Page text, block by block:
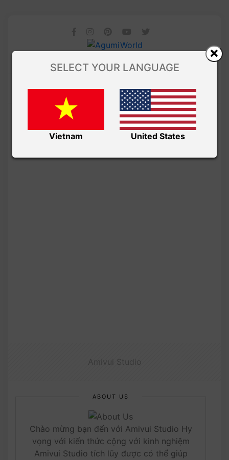
ABOUT US
Chào mừng bạn đến với Amivui Studio Hy
vọng với kiến thức cộng với kinh nghiệm
Amivui Studio tích lũy được có thể giúp
SELECT YOUR LANGUAGE
Vietnam United States